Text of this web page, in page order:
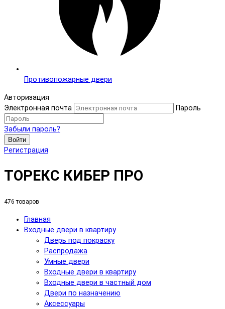
Противопожарные двери
Авторизация
Электронная почта
Пароль
Забыли пароль?
Войти
Регистрация
ТОРЕКС КИБЕР ПРО
476 товаров
Главная
Входные двери в квартиру
Дверь под покраску
Распродажа
Умные двери
Входные двери в квартиру
Входные двери в частный дом
Двери по назначению
Аксессуары